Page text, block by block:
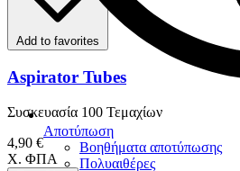
Αποτύπωση
Βοηθήματα αποτύπωσης
Πολυαιθέρες
Add to favorites
Aspirator Tubes
Συσκευασία 100 Τεμαχίων
4,90 €
Χ. ΦΠΑ